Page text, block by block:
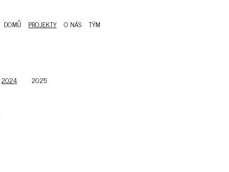
DOMŮ PROJEKTY O NÁS TÝM
2024 2025